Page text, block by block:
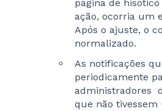
página de
ação, ocorria um
Após o ajuste, o
normalizado.
As notificações
periodicamente
administradores
que não tivessem